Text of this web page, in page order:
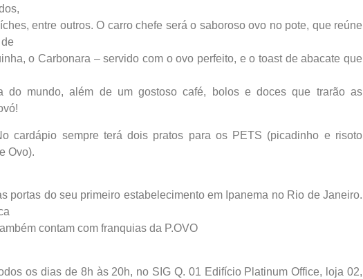
entre outros. O carro chefe será o saboroso ovo no pote, que reúne
o Carbonara – servido com o ovo perfeito, e o toast de abacate que
do mundo, além de um gostoso café, bolos e doces que trarão as
cardápio sempre terá dois pratos para os PETS (picadinho e risoto
Ovo).
portas do seu primeiro estabelecimento em Ipanema no Rio de Janeiro.
contam com franquias da P.OVO
os dias de 8h às 20h, no SIG Q. 01 Edifício Platinum Office, loja 02,